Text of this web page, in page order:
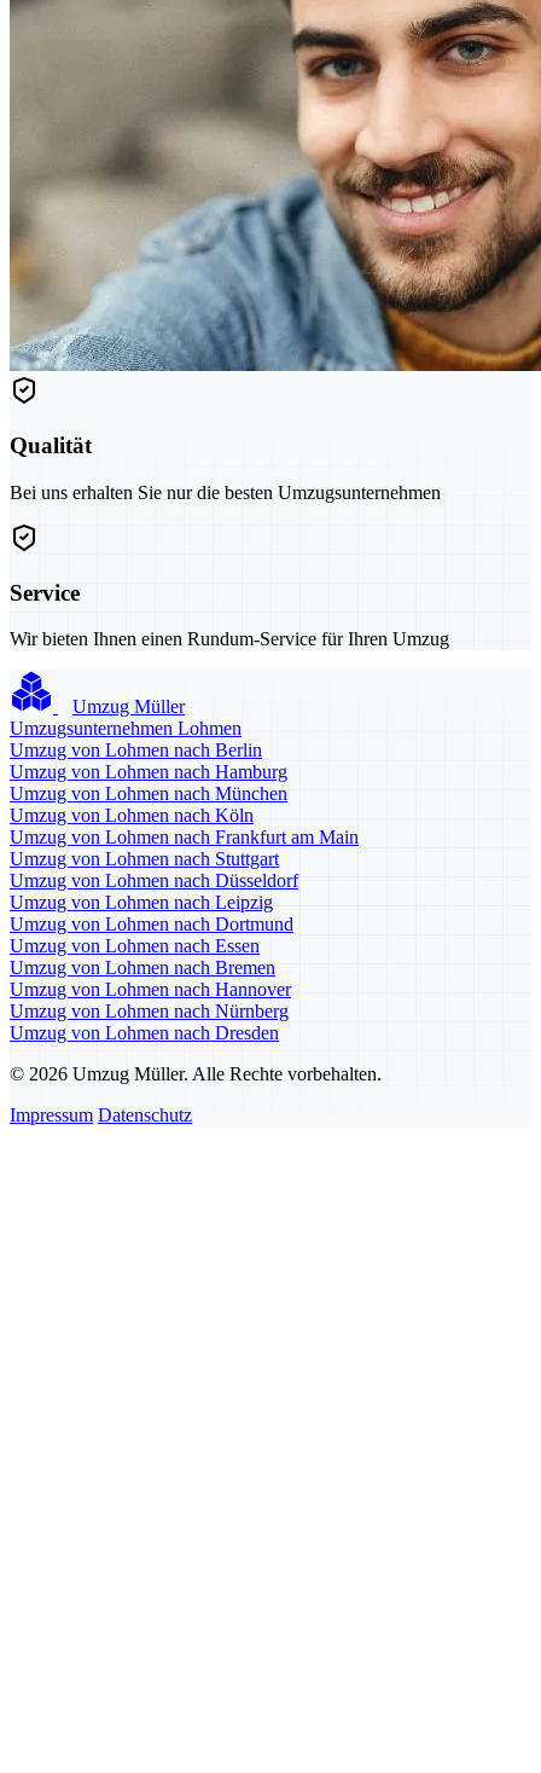
Qualität
Bei uns erhalten Sie nur die besten Umzugsunternehmen
Service
Wir bieten Ihnen einen Rundum-Service für Ihren Umzug
Umzug Müller
Umzugsunternehmen Lohmen
Umzug von Lohmen nach Berlin
Umzug von Lohmen nach Hamburg
Umzug von Lohmen nach München
Umzug von Lohmen nach Köln
Umzug von Lohmen nach Frankfurt am Main
Umzug von Lohmen nach Stuttgart
Umzug von Lohmen nach Düsseldorf
Umzug von Lohmen nach Leipzig
Umzug von Lohmen nach Dortmund
Umzug von Lohmen nach Essen
Umzug von Lohmen nach Bremen
Umzug von Lohmen nach Hannover
Umzug von Lohmen nach Nürnberg
Umzug von Lohmen nach Dresden
© 2026 Umzug Müller. Alle Rechte vorbehalten.
Impressum Datenschutz